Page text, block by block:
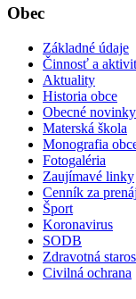
Obec
Základné údaje
Činnosť a
Aktuality
Historia obce
Obecné novinky
Materská škola
Monografia
Fotogaléria
Zaujímavé linky
Cenník za
Šport
Koronavirus
SODB
Zdravotná
Civilná ochrana